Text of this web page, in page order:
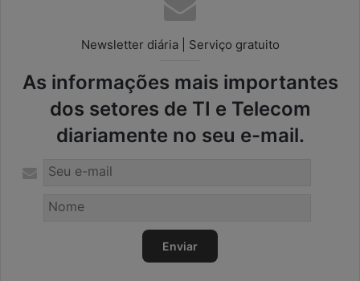
Newsletter diária | Serviço gratuito
As informações mais importantes
dos setores de TI e Telecom
diariamente no seu e-mail.